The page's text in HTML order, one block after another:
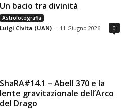
Un bacio tra divinità
Astrofotografia
Luigi Civita (UAN) - 11 Giugno 2026 0
ShaRA#14.1 – Abell 370 e la
lente gravitazionale dell’Arco
del Drago